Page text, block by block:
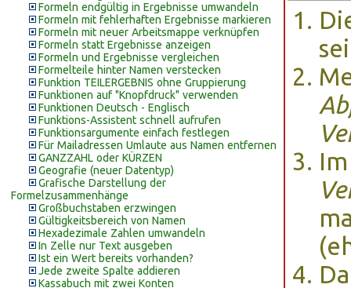
Formeln endgültig in Ergebnisse umwandeln
Formeln mit fehlerhaften Ergebnisse markieren
Formeln mit neuer Arbeitsmappe verknüpfen
Formeln statt Ergebnisse anzeigen
Formeln und Ergebnisse vergleichen
Formelteile hinter Namen verstecken
Funktion TEILERGEBNIS ohne Gruppierung
Funktionen auf "Knopfdruck" verwenden
Funktionen Deutsch - Englisch
Funktions-Assistent schnell aufrufen
Funktionsargumente einfach festlegen
Für Mailadressen Umlaute aus Namen entfernen
GANZZAHL oder KÜRZEN
Geografie (neuer Datentyp)
Grafische Darstellung der
Formelzusammenhänge
Großbuchstaben erzwingen
Gültigkeitsbereich von Namen
Hexadezimale Zahlen umwandeln
In Zelle nur Text ausgeben
Ist ein Wert bereits vorhanden?
Jede zweite Spalte addieren
Kassabuch mit zwei Konten